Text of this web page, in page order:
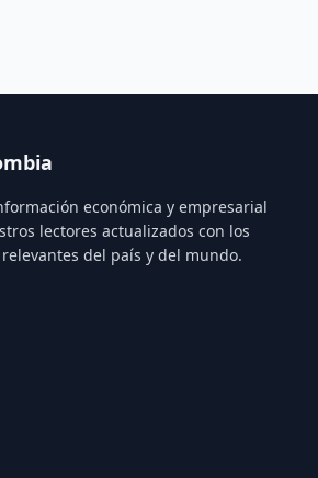
económica y empresarial
lectores actualizados con los
del país y del mundo.